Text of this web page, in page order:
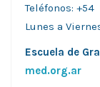
Teléfonos:
Lunes a
Escuela de
med.org.ar